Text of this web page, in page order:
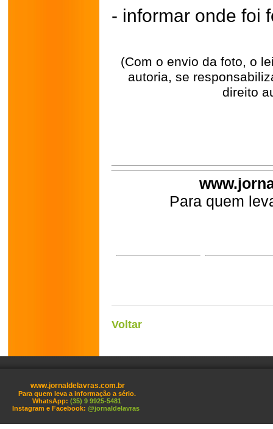
- informar onde foi
(Com o envio da foto, o
autoria, se
direito
Para quem
Voltar
www.jornaldelavras.com.br
Para quem leva a informação a sério.
WhatsApp: (35) 9 9925-5481
Instagram e Facebook: @jornaldelavras